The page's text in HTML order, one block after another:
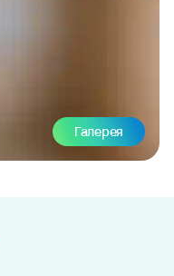
Галерея